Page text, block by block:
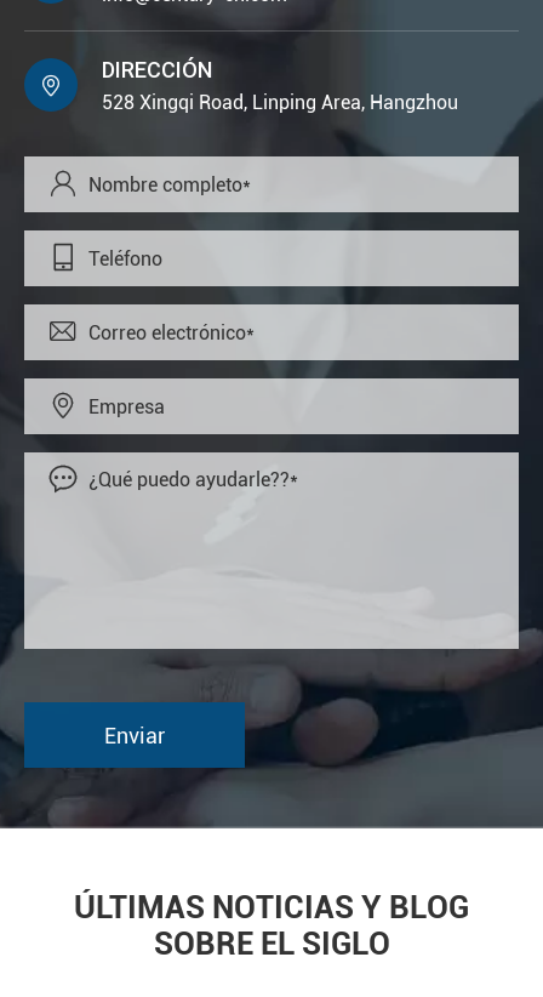

DIRECCIÓN
528 Xingqi Road, Linping Area, Hangzhou





ÚLTIMAS NOTICIAS Y BLOG
SOBRE EL SIGLO